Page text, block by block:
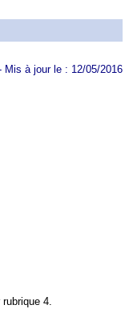
Mis à jour le : 12/05/2016
rubrique 4.